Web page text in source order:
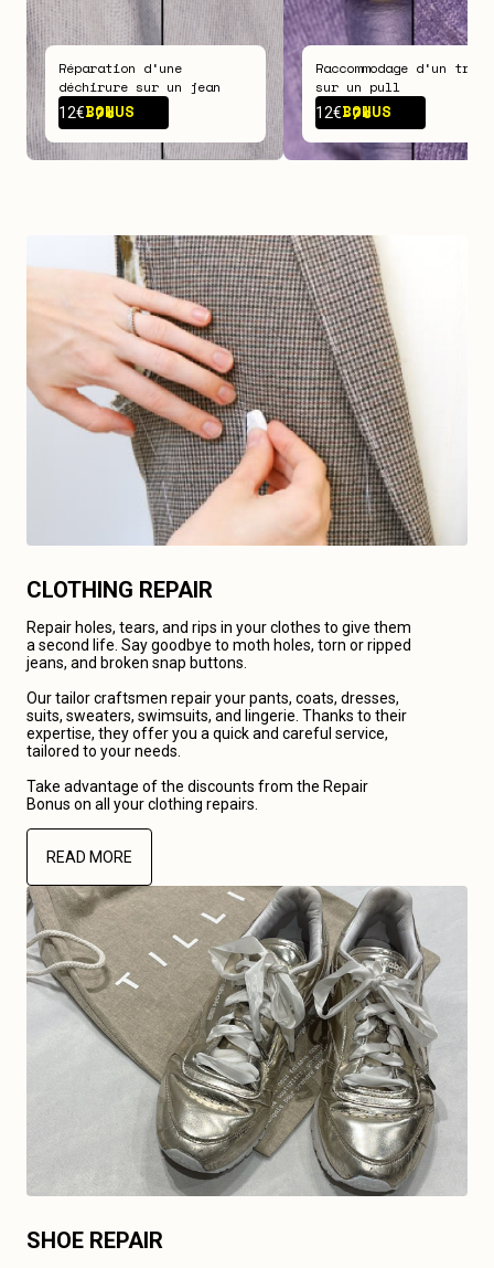
Réparation d‘une
déchirure sur un jean
12€BONUS -7€
Raccommodage d‘un trou
sur un pull
12€BONUS -7€
CLOTHING REPAIR
Repair holes, tears, and rips in your clothes to give them
a second life. Say goodbye to moth holes, torn or ripped
jeans, and broken snap buttons.
Our tailor craftsmen repair your pants, coats, dresses,
suits, sweaters, swimsuits, and lingerie. Thanks to their
expertise, they offer you a quick and careful service,
tailored to your needs.
Take advantage of the discounts from the Repair
Bonus on all your clothing repairs.
READ MORE
SHOE REPAIR